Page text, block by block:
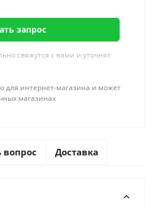
запрос
свяжутся с вами и уточнят
для интернет-магазина и может
магазинах
вопрос Доставка